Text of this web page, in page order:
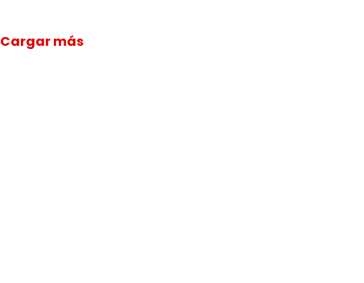
Cargar más